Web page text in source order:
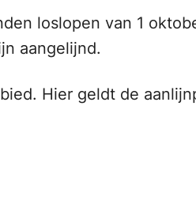
loslopen van 1
aangelijnd.
Hier geldt de